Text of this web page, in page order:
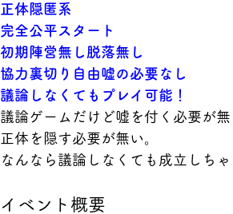
正体隠匿系
完全公平スタート
初期陣営無し脱落無し
協力裏切り自由嘘の必要なし
議論しなくてもプレイ可能！
議論ゲームだけど嘘を付く必要が
正体を隠す必要が無い。
なんなら議論しなくても成立しち
イベント概要